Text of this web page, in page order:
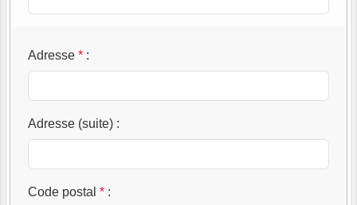
Adresse * :
Adresse (suite) :
Code postal * :